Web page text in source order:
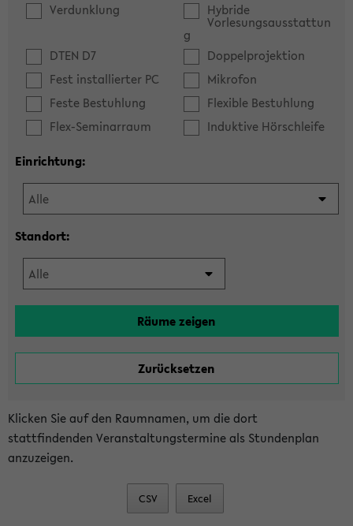
Verdunklung
Hybride
Vorlesungsausstattun
g
DTEN D7
Doppelprojektion
Fest installierter PC
Mikrofon
Feste Bestuhlung
Flexible Bestuhlung
Flex-Seminarraum
Induktive Hörschleife
Einrichtung:
Standort:
Klicken Sie auf den Raumnamen, um die dort
stattfindenden Veranstaltungstermine als Stundenplan
anzuzeigen.
CSV Excel